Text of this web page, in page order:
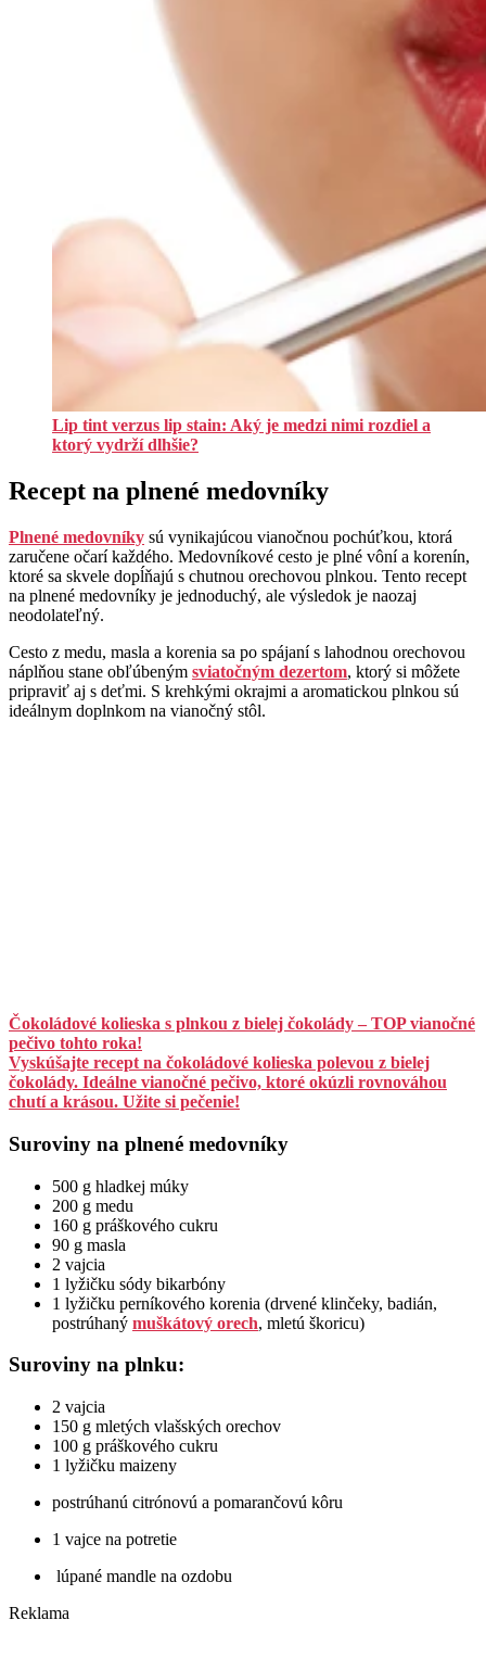
Lip tint verzus lip stain: Aký je medzi nimi rozdiel a
ktorý vydrží dlhšie?
Recept na plnené medovníky
Plnené medovníky sú vynikajúcou vianočnou pochúťkou, ktorá
zaručene očarí každého. Medovníkové cesto je plné vôní a korenín,
ktoré sa skvele dopĺňajú s chutnou orechovou plnkou. Tento recept
na plnené medovníky je jednoduchý, ale výsledok je naozaj
neodolateľný.
Cesto z medu, masla a korenia sa po spájaní s lahodnou orechovou
náplňou stane obľúbeným sviatočným dezertom, ktorý si môžete
pripraviť aj s deťmi. S krehkými okrajmi a aromatickou plnkou sú
ideálnym doplnkom na vianočný stôl.
Čokoládové kolieska s plnkou z bielej čokolády – TOP vianočné
pečivo tohto roka!
Vyskúšajte recept na čokoládové kolieska polevou z bielej
čokolády. Ideálne vianočné pečivo, ktoré okúzli rovnováhou
chutí a krásou. Užite si pečenie!
Suroviny na plnené medovníky
500 g hladkej múky
200 g medu
160 g práškového cukru
90 g masla
2 vajcia
1 lyžičku sódy bikarbóny
1 lyžičku perníkového korenia (drvené klinčeky, badián,
postrúhaný muškátový orech, mletú škoricu)
Suroviny na plnku:
2 vajcia
150 g mletých vlašských orechov
100 g práškového cukru
1 lyžičku maizeny
postrúhanú citrónovú a pomarančovú kôru
1 vajce na potretie
lúpané mandle na ozdobu
Reklama